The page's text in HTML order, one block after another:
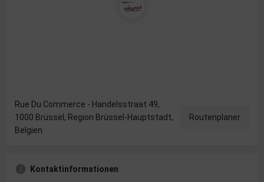
Rue Du Commerce - Handelsstraat 49,
1000 Brüssel, Region Brüssel-Hauptstadt,
Belgien
Routenplaner
Kontaktinformationen